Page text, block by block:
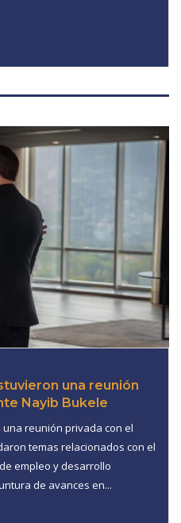
una reunión
Nayib Bukele
una reunión privada con el
temas relacionados con el
empleo y desarrollo
de avances en...